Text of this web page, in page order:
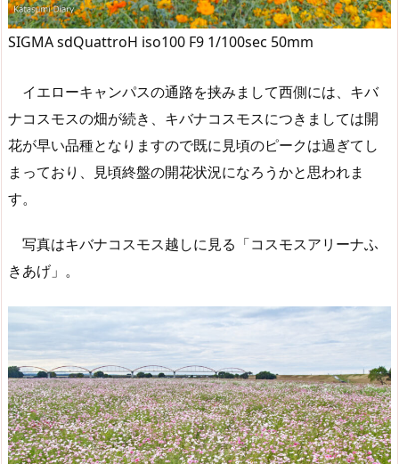
SIGMA sdQuattroH iso100 F9 1/100sec 50mm
イエローキャンパスの通路を挟みまして西側には、キバ
ナコスモスの畑が続き、キバナコスモスにつきましては開
花が早い品種となりますので既に見頃のピークは過ぎてし
まっており、見頃終盤の開花状況になろうかと思われま
す。
写真はキバナコスモス越しに見る「コスモスアリーナふ
きあげ」。